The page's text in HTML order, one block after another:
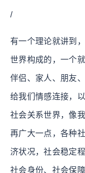
/
有一个理论就讲到
世界构成的，一个
伴侣、家人、朋友
给我们情感连接，
社会关系世界，像
再广大一点，各种
济状况，社会稳定
社会身份、社会保